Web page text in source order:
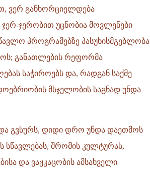
ვერ განხორციელდება
ჯერობით უცნობია მოვლენები
პროგრამებზე პასუხისმგებლობა
განათლების რეფორმა
საჭიროებს და, რადგან საქმე
მსჯელობის საგნად უნდა
გვსურს, დიდი დრო უნდა დაეთმოს
შრომის კულტურას,
და ვაჟკაცობის ამსახველი